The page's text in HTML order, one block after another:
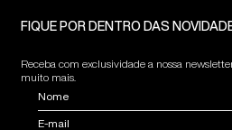
FIQUE POR DENTRO DAS
Receba com exclusividade a nossa
muito mais.
Nome
E-mail